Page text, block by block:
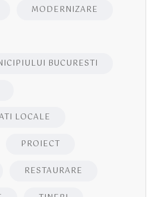
MODERNIZARE
BUCURESTI
LOCALE
PROIECT
RESTAURARE